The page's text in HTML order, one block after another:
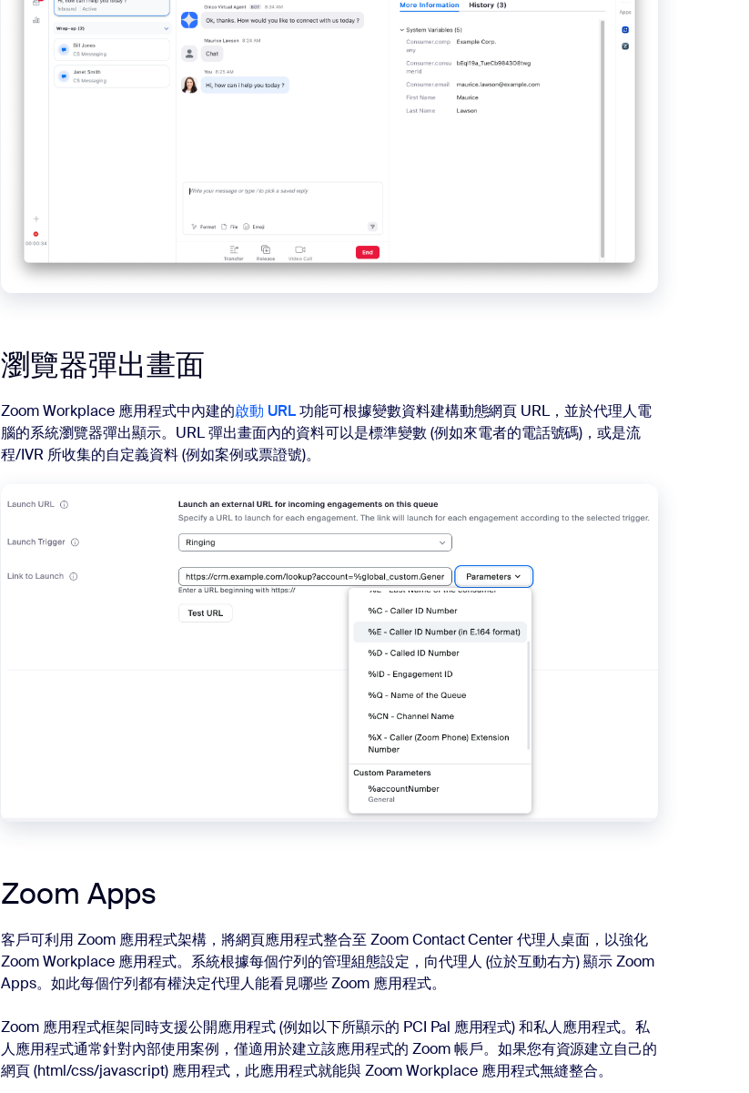
瀏覽器彈出畫面
Zoom Workplace 應用程式中內建的啟動 URL功能可根據變數資料建構動態網頁 URL，並於代理人電
腦的系統瀏覽器彈出顯示。URL 彈出畫面內的資料可以是標準變數 (例如來電者的電話號碼)，或是流
程/IVR 所收集的自定義資料 (例如案例或票證號)。
Zoom Apps
客戶可利用 Zoom 應用程式架構，將網頁應用程式整合至 Zoom Contact Center 代理人桌面，以強化
Zoom Workplace 應用程式。系統根據每個佇列的管理組態設定，向代理人 (位於互動右方) 顯示 Zoom
Apps。如此每個佇列都有權決定代理人能看見哪些 Zoom 應用程式。
Zoom 應用程式框架同時支援公開應用程式 (例如以下所顯示的 PCI Pal 應用程式) 和私人應用程式。私
人應用程式通常針對內部使用案例，僅適用於建立該應用程式的 Zoom 帳戶。如果您有資源建立自己的
網頁 (html/css/javascript) 應用程式，此應用程式就能與 Zoom Workplace 應用程式無縫整合。